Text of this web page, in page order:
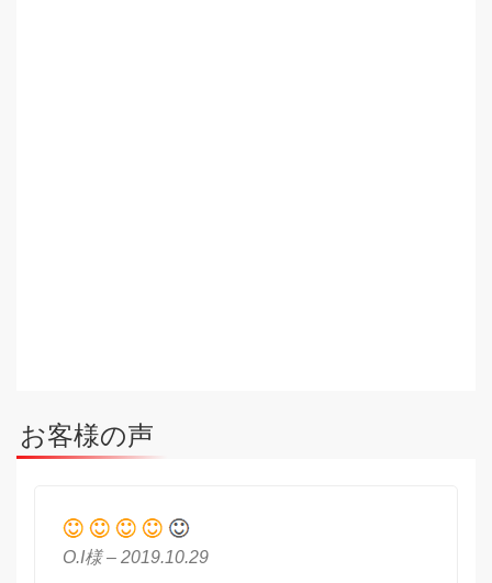
お客様の声
O.I様 – 2019.10.29